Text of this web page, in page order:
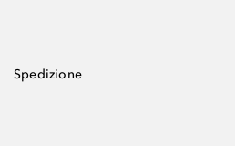
Spedizione